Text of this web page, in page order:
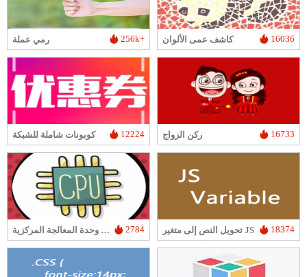
رمي عملة 256k+ كاشف عمى الألوان 16036
كوبونات شاملة للشبكة 12224 ركن الزواج 16733
مخطط سلم وحدة المعالجة المركزية 2784 تحويل النص إلى متغير JS 18374